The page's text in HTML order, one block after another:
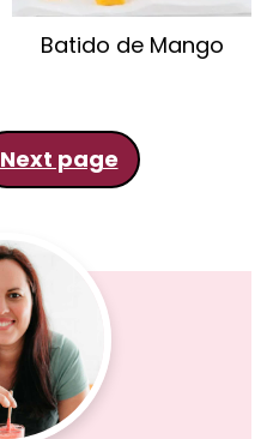
Batido de Mango
Next page